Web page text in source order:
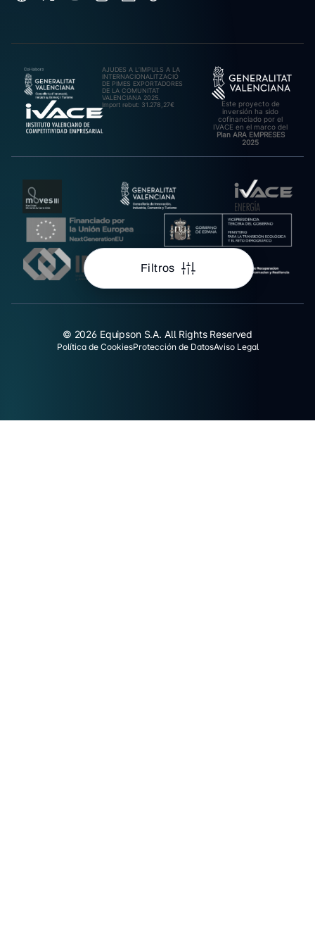
Filtros
AJUDES A L’IMPULS A LA
INTERNACIONALITZACIÓ
DE PIMES EXPORTADORES
DE LA COMUNITAT
VALENCIANA 2025.
Import rebut: 31.278,27€
Este proyecto de
inversión ha sido
cofinanciado por el
IVACE en el marco del
Plan ARA EMPRESES
2025
© 2026 Equipson S.A. All Rights Reserved
Política de CookiesProtección de DatosAviso Legal